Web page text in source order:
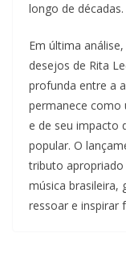
longo de décadas.
Em última
desejos de Rita
profunda entre a
permanece como
e de seu impacto
popular. O
tributo apropriado
música brasileira,
ressoar e inspirar